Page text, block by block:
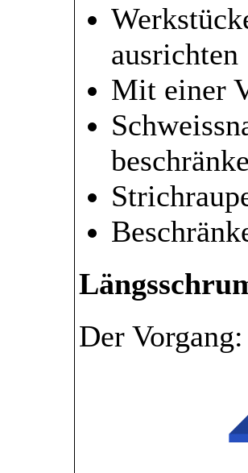
ausrichten
Mit einer
Der Vorgang: